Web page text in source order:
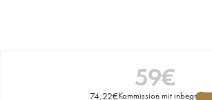
59€
74,22€Kommission mit inbegriffen